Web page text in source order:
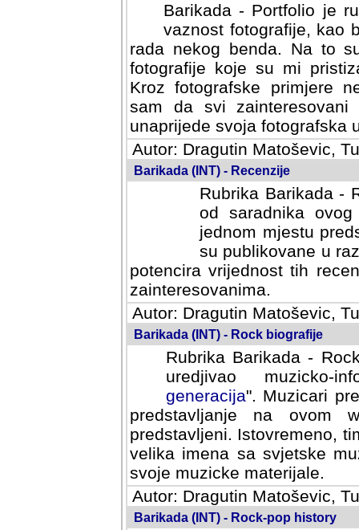
Barikada - Portfolio je
vaznost fotografije, kao
rada nekog benda. Na to
fotografije koje su mi
fotografske primjere
svi zainteresovani
svoja fotografska umijeca.
Autor: Dragutin Matoševic,
Barikada (INT) - Recenzije
Rubrika Barikada -
od saradnika
jednom mjestu
su publikovane u
potencira vrijednost tih
zainteresovanima.
Autor: Dragutin Matoševic,
Barikada (INT) - Rock biografije
Rubrika Barikada -
uredjivao muzicko-
Muzicari predstavljeni u
na ovom web portalu
Istovremeno, tim nacinom
sa svjetske muzicke scene
materijale.
Autor: Dragutin Matoševic,
Barikada (INT) - Rock-pop history